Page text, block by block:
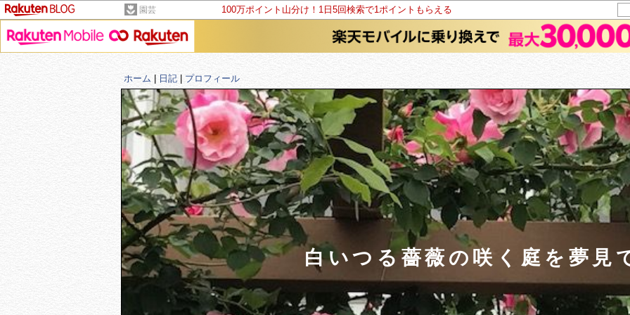
園芸 100万ポイント山分け！1日5回検索で1ポイントもらえる
ホーム 日記 プロフィール
白いつる薔薇の咲く庭を夢見